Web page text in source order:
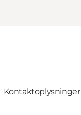
Kontaktoplysninger